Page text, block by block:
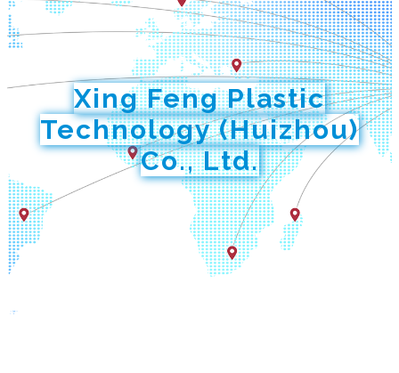
Xing Feng Plastic
Technology (Huizhou)
Co., Ltd.